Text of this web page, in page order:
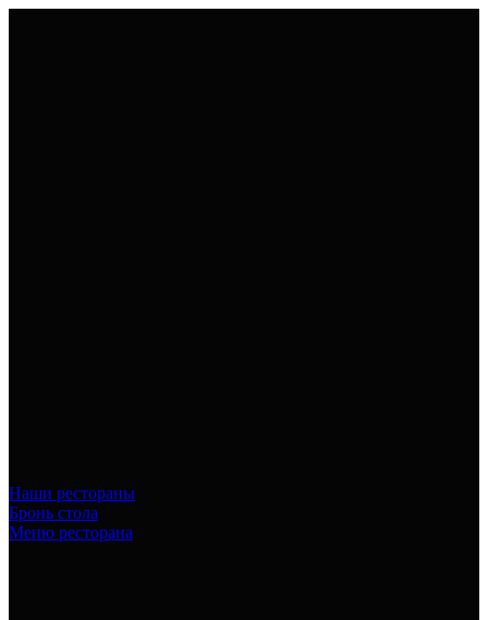
Наши рестораны
Бронь стола
Меню ресторана